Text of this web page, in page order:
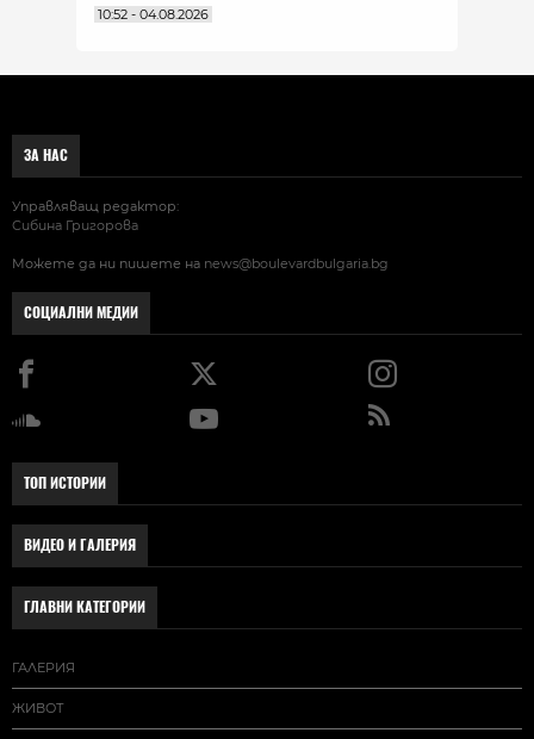
10:52 - 04.08.2026
ЗА НАС
Управляващ редактор:
Сибина Григорова
Можете да ни пишете на news@boulevardbulgaria.bg
СОЦИАЛНИ МЕДИИ
ТОП ИСТОРИИ
ВИДЕО И ГАЛЕРИЯ
ГЛАВНИ КАТЕГОРИИ
ГАЛЕРИЯ
ЖИВОТ